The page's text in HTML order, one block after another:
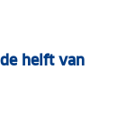
helft van